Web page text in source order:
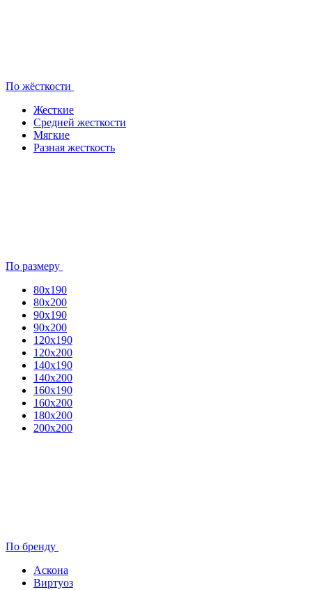
По жёсткости
Жесткие
Средней жесткости
Мягкие
Разная жесткость
По размеру
80x190
80х200
90х190
90х200
120х190
120х200
140х190
140х200
160х190
160х200
180х200
200х200
По бренду
Аскона
Виртуоз